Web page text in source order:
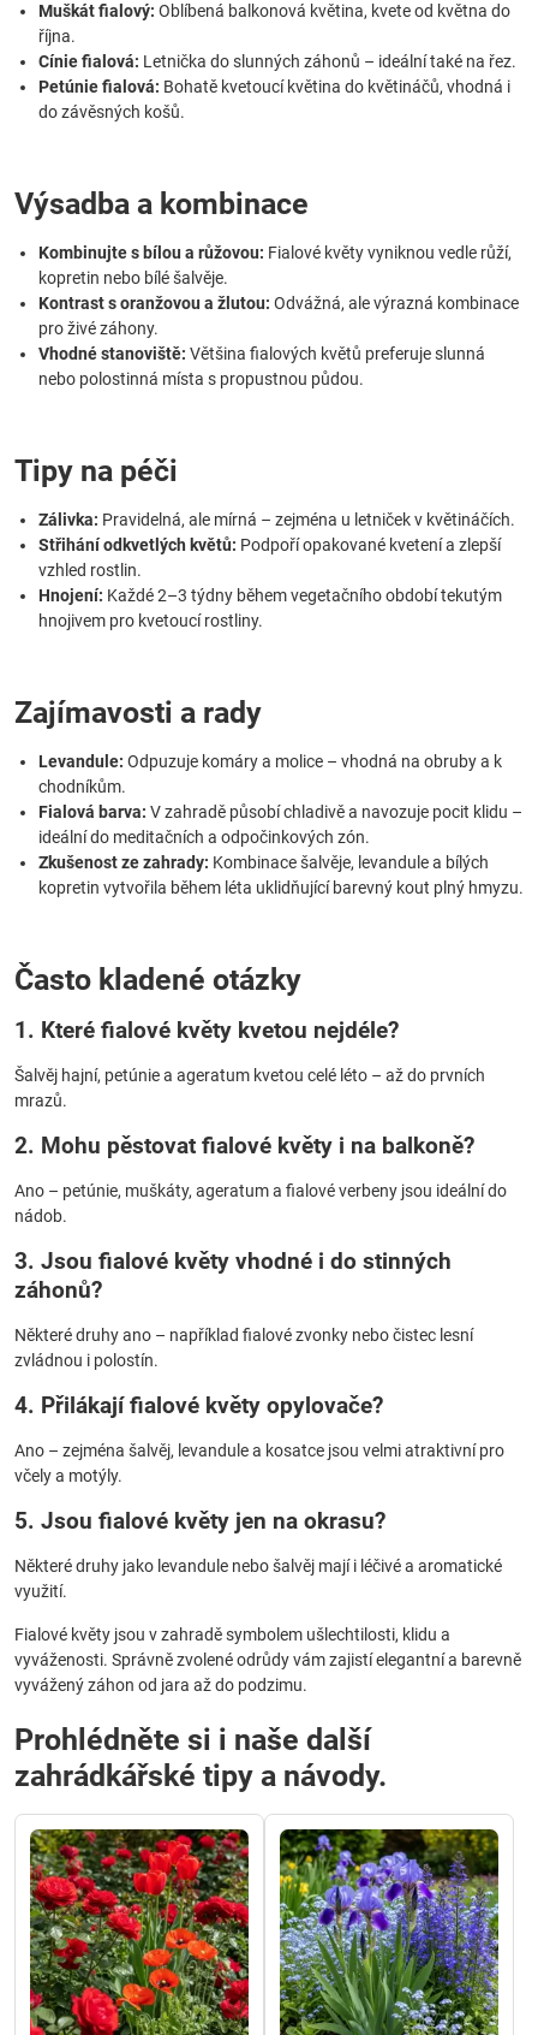
Muškát fialový: Oblíbená balkonová květina, kvete od května do
října.
Cínie fialová: Letnička do slunných záhonů – ideální také na řez.
Petúnie fialová: Bohatě kvetoucí květina do květináčů, vhodná i
do závěsných košů.
Výsadba a kombinace
Kombinujte s bílou a růžovou: Fialové květy vyniknou vedle růží,
kopretin nebo bílé šalvěje.
Kontrast s oranžovou a žlutou: Odvážná, ale výrazná kombinace
pro živé záhony.
Vhodné stanoviště: Většina fialových květů preferuje slunná
nebo polostinná místa s propustnou půdou.
Tipy na péči
Zálivka: Pravidelná, ale mírná – zejména u letniček v květináčích.
Střihání odkvetlých květů: Podpoří opakované kvetení a zlepší
vzhled rostlin.
Hnojení: Každé 2–3 týdny během vegetačního období tekutým
hnojivem pro kvetoucí rostliny.
Zajímavosti a rady
Levandule: Odpuzuje komáry a molice – vhodná na obruby a k
chodníkům.
Fialová barva: V zahradě působí chladivě a navozuje pocit klidu –
ideální do meditačních a odpočinkových zón.
Zkušenost ze zahrady: Kombinace šalvěje, levandule a bílých
kopretin vytvořila během léta uklidňující barevný kout plný hmyzu.
Často kladené otázky
1. Které fialové květy kvetou nejdéle?
Šalvěj hajní, petúnie a ageratum kvetou celé léto – až do prvních
mrazů.
2. Mohu pěstovat fialové květy i na balkoně?
Ano – petúnie, muškáty, ageratum a fialové verbeny jsou ideální do
nádob.
3. Jsou fialové květy vhodné i do stinných
záhonů?
Některé druhy ano – například fialové zvonky nebo čistec lesní
zvládnou i polostín.
4. Přilákají fialové květy opylovače?
Ano – zejména šalvěj, levandule a kosatce jsou velmi atraktivní pro
včely a motýly.
5. Jsou fialové květy jen na okrasu?
Některé druhy jako levandule nebo šalvěj mají i léčivé a aromatické
využití.
Fialové květy jsou v zahradě symbolem ušlechtilosti, klidu a
vyváženosti. Správně zvolené odrůdy vám zajistí elegantní a barevně
vyvážený záhon od jara až do podzimu.
Prohlédněte si i naše další
zahrádkářské tipy a návody.